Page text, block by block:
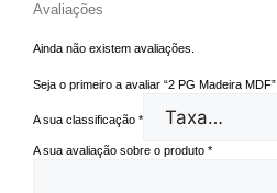
Avaliações
Ainda não existem avaliações.
Seja o primeiro a avaliar “2 PG Madeira MDF”
A sua classificação *
A sua avaliação sobre o produto *